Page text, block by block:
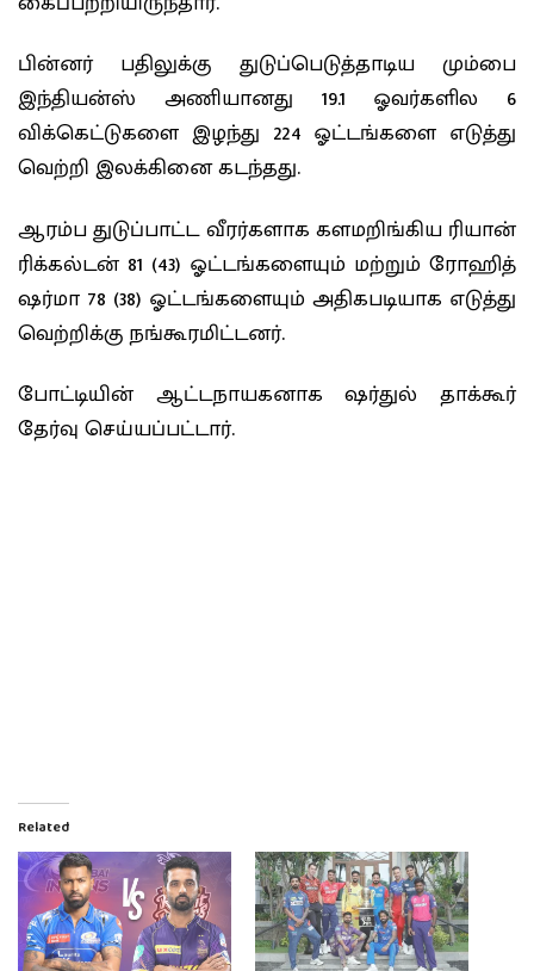
பின்னர் பதிலுக்கு துடுப்பெடுத்தாடிய மும்பை
இந்தியன்ஸ் அணியானது 19.1 ஓவர்களில 6
விக்கெட்டுகளை இழந்து 224 ஓட்டங்களை எடுத்து
வெற்றி ‍இலக்கினை கடந்தது.
ஆரம்ப துடுப்பாட்ட வீரர்களாக களமறிங்கிய ரியான்
ரிக்கல்டன் 81 (43) ஓட்டங்களையும் மற்றும் ரோஹித்
ஷர்மா 78 (38) ஓட்டங்களையும் அதிகபடியாக எடுத்து
வெற்றிக்கு நங்கூரமிட்டனர்.
போட்டியின் ஆட்டநாயகனாகஷர்துல் தாக்கூர்
தேர்வு செய்யப்பட்டார்.
Related